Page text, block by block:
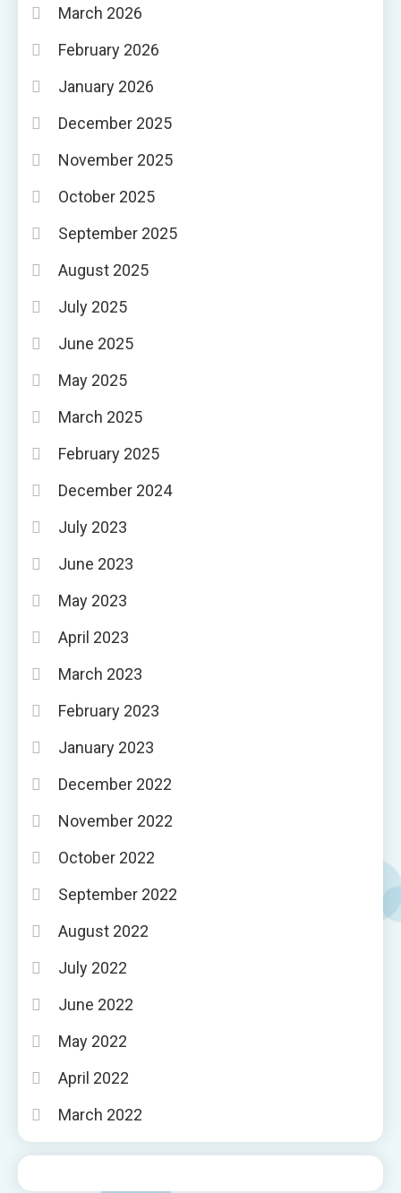
March 2026
February 2026
January 2026
December 2025
November 2025
October 2025
September 2025
August 2025
July 2025
June 2025
May 2025
March 2025
February 2025
December 2024
July 2023
June 2023
May 2023
April 2023
March 2023
February 2023
January 2023
December 2022
November 2022
October 2022
September 2022
August 2022
July 2022
June 2022
May 2022
April 2022
March 2022